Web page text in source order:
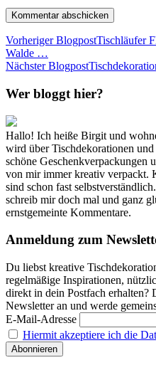
Vorheriger BlogpostTischläufer
Walde …
Nächster Blogpost
Wer bloggt hier?
Hallo! Ich heiße Birgit und
wird über Tischdekorationen
schöne Geschenkverpackungen
von mir immer kreativ verpackt.
sind schon fast
schreib mir doch mal und ganz
ernstgemeinte Kommentare.
Anmeldung zum
Du liebst kreative
regelmäßige Inspirationen,
direkt in dein Postfach erhalten?
Newsletter an und werde
E-Mail-Adresse
Hiermit akzeptiere ich die